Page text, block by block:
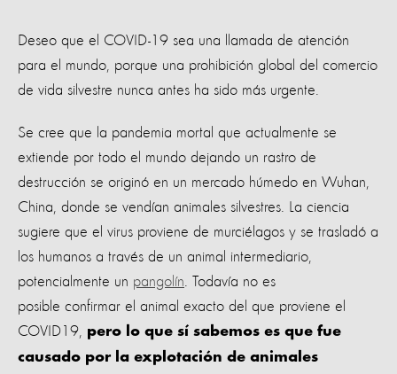
Deseo que el COVID-19 sea una llamada de atención
para el mundo, porque una prohibición global del comercio
de vida silvestre nunca antes ha sido más urgente.
Se cree que la pandemia mortal que actualmente se
extiende por todo el mundo dejando un rastro de
destrucción se originó en un mercado húmedo en Wuhan,
China, donde se vendían animales silvestres. La ciencia
sugiere que el virus proviene de murciélagos y se trasladó a
los humanos a través de un animal intermediario,
potencialmente un pangolín . Todavía no es
posible confirmar el animal exacto del que proviene el
COVID19, pero lo que sí sabemos es que fue
causado por la explotación de animales